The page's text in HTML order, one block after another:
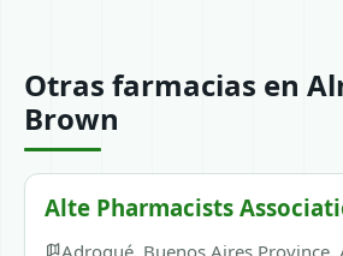
Otras farmacias en
Brown
Alte Pharmacists
Adrogué, Buenos Aires Province,